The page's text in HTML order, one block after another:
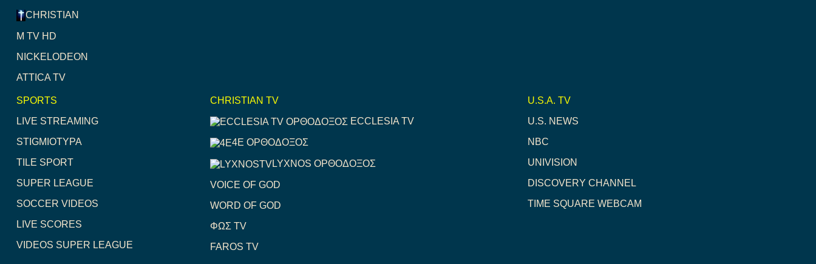
CHRISTIAN
M TV HD
NICKELODEON
ATTICA TV
SPORTS
LIVE STREAMING
STIGMIOTYPA
TILE SPORT
SUPER LEAGUE
SOCCER VIDEOS
LIVE SCORES
VIDEOS SUPER LEAGUE
CHRISTIAN TV
ECCLESIA TV
4E ΟΡΘΟΔΟΞΟΣ
LYXNOS ΟΡΘΟΔΟΞΟΣ
VOICE OF GOD
WORD OF GOD
ΦΩΣ TV
FAROS TV
U.S.A. TV
U.S. NEWS
NBC
UNIVISION
DISCOVERY CHANNEL
TIME SQUARE WEBCAM